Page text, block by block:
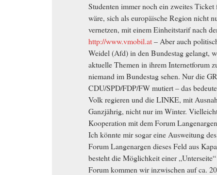
Studenten immer noch ein zweites
wäre, sich als europäische Region nicht
vernetzen, mit einem Einheitstarif nach
http://www.vmobil.at– Aber auch
Weidel (Afd) in den Bundestag gelangt,
aktuelle Themen in ihrem Internetforum
niemand im Bundestag sehen. Nur die
CDU/SPD/FDP/FW mutiert – das
Volk regieren und die LINKE, mit
Ganzjährig, nicht nur im Winter.
Kooperation mit dem Forum
Ich könnte mir sogar eine Ausweitung
Forum Langenargen dieses Feld aus
besteht die Möglichkeit einer
Forum kommen wir inzwischen auf ca.